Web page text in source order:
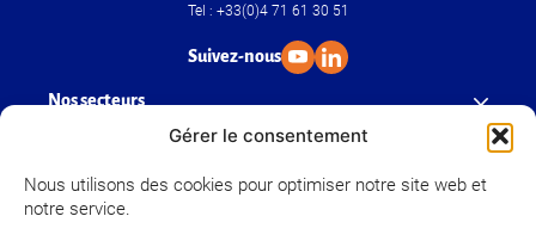
Gérer le consentement
Nous utilisons des cookies pour optimiser notre site web et
notre service.
Tel : +33(0)4 71 61 30 51
Suivez-nous
Nos secteurs